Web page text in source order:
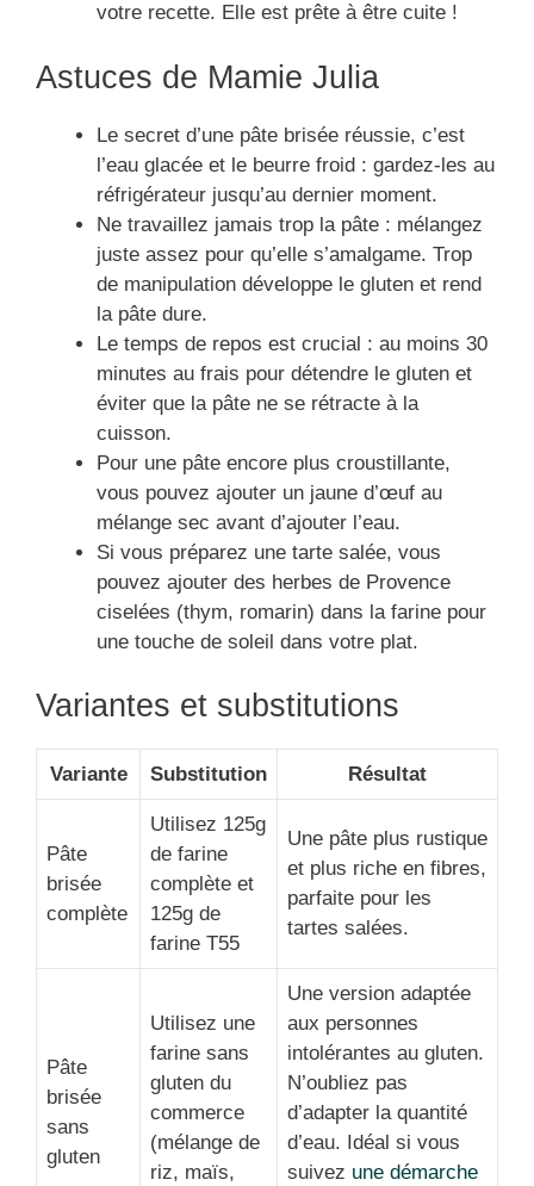
votre recette. Elle est prête à être cuite !
Astuces de Mamie Julia
Le secret d’une pâte brisée réussie, c’est
l’eau glacée et le beurre froid : gardez-les au
réfrigérateur jusqu’au dernier moment.
Ne travaillez jamais trop la pâte : mélangez
juste assez pour qu’elle s’amalgame. Trop
de manipulation développe le gluten et rend
la pâte dure.
Le temps de repos est crucial : au moins 30
minutes au frais pour détendre le gluten et
éviter que la pâte ne se rétracte à la
cuisson.
Pour une pâte encore plus croustillante,
vous pouvez ajouter un jaune d’œuf au
mélange sec avant d’ajouter l’eau.
Si vous préparez une tarte salée, vous
pouvez ajouter des herbes de Provence
ciselées (thym, romarin) dans la farine pour
une touche de soleil dans votre plat.
Variantes et substitutions
Variante Substitution Résultat
Pâte
brisée
complète
Utilisez 125g
de farine
complète et
125g de
farine T55
Une pâte plus rustique
et plus riche en fibres,
parfaite pour les
tartes salées.
Pâte
brisée
sans
gluten
Utilisez une
farine sans
gluten du
commerce
(mélange de
riz, maïs,
Une version adaptée
aux personnes
intolérantes au gluten.
N’oubliez pas
d’adapter la quantité
d’eau. Idéal si vous
suivez une démarche